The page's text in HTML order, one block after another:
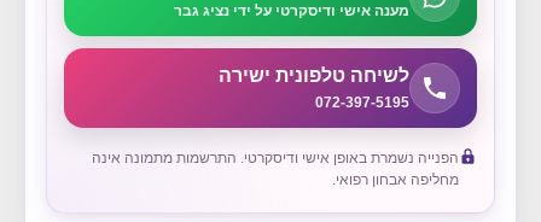
מענה אישי ודיסקרטי על ידי נציג גבר
לשיחה טלפונית ישירה
072-397-5195
הפנייה נשמרת באופן אישי ודיסקרטי. התרשמות מתמונה אינה
מחליפה אבחון רפואי.